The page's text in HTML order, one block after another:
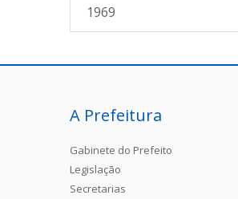
1969
A Prefeitura
Gabinete do Prefeito
Legislação
Secretarias